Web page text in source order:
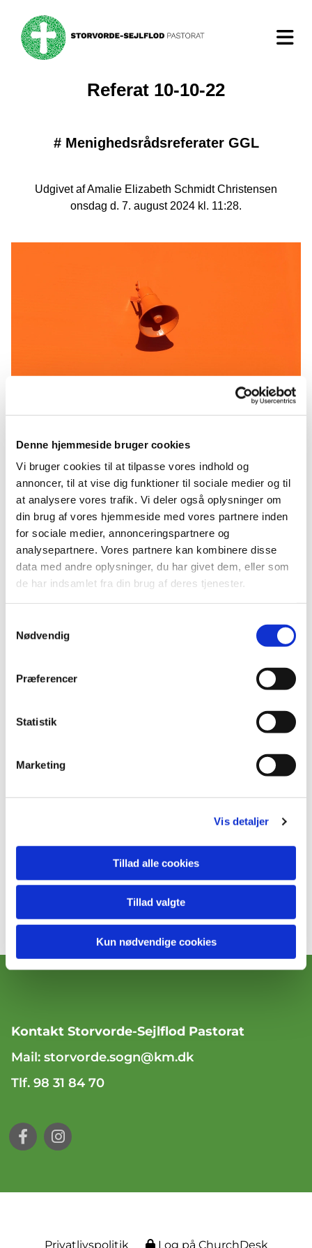
Denne hjemmeside bruger cookies
Vi bruger cookies til at tilpasse vores indhold og
annoncer, til at vise dig funktioner til sociale medier og til
at analysere vores trafik. Vi deler også oplysninger om
din brug af vores hjemmeside med vores partnere inden
for sociale medier, annonceringspartnere og
analysepartnere. Vores partnere kan kombinere disse
data med andre oplysninger, du har givet dem, eller som
de har indsamlet fra din brug af deres tjenester.
Nødvendig
Præferencer
Statistik
Marketing
Vis detaljer
Tillad alle cookies
Tillad valgte
Kun nødvendige cookies
Referat 10-10-22
# Menighedsrådsreferater GGL
Udgivet af Amalie Elizabeth Schmidt Christensen
onsdag d. 7. august 2024 kl. 11:28.
Referat 10-10-22
https://api2.churchdesk.com/fi...
Du vil måske også kunne lide...
Kontakt Storvorde-Sejlflod Pastorat
Mail: storvorde.sogn@km.dk
Tlf. 98 31 84 70
Privatlivspolitik Log på ChurchDesk